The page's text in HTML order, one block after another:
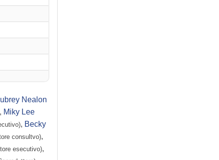
Nealon
, Miky Lee
, Becky
consultvo),
esecutivo),